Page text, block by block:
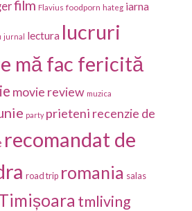
film Flavius foodporn hateg iarna
jurnal lectura lucruri
mă fac fericită
movie review muzica
party prieteni recenzie de
recomandat de
road trip romania salas
tmliving